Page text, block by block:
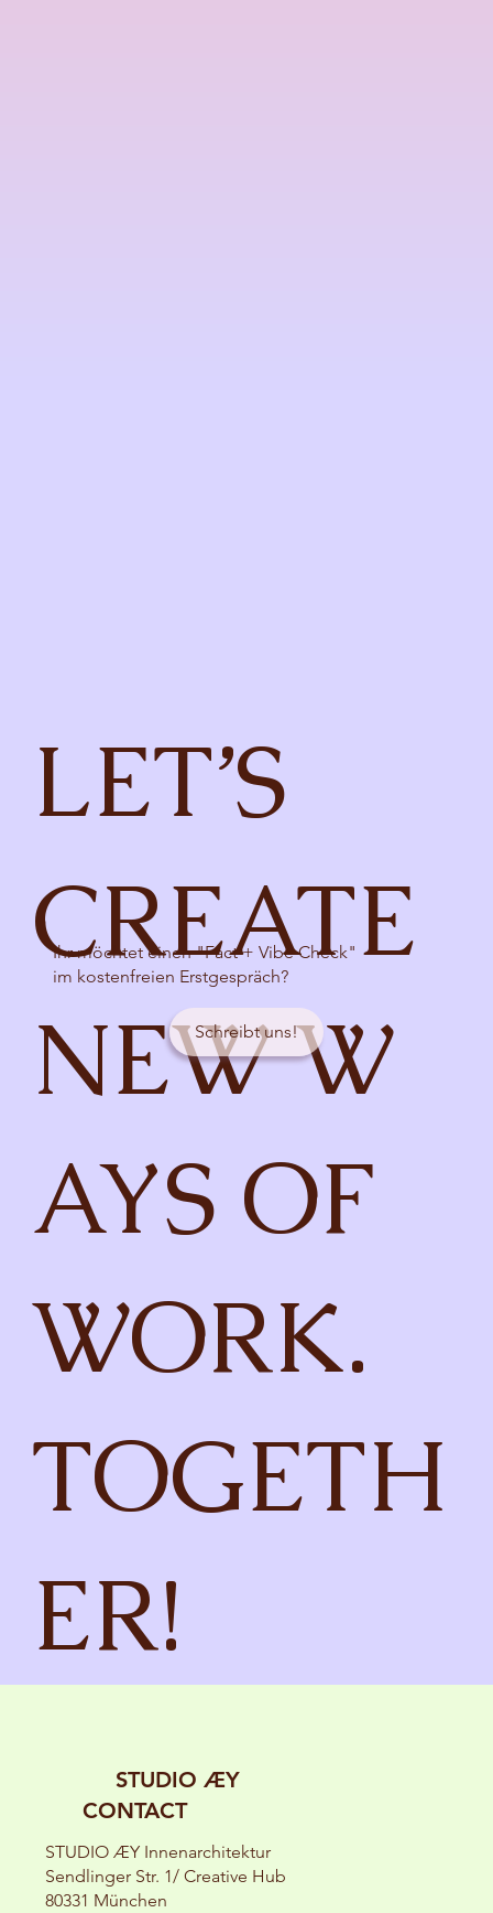
LET’S
CREATE
NEW W
AYS OF
WORK.
TOGETH
ER!
Schreibt uns!
Ihr möchtet einen "Fact + Vibe Check"
im kostenfreien Erstgespräch?
STUDIO ÆY Innenarchitektur
Sendlinger Str. 1/ Creative Hub
80331 München
CONTACT
STUDIO ÆY